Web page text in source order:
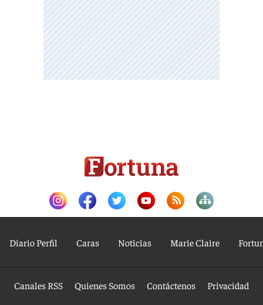
Diario Perfil Caras Noticias Marie Claire
Canales RSS Quienes Somos Contáctenos
Privacidad